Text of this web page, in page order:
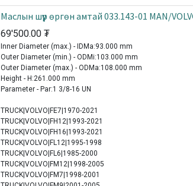
Mаслын шүүр өргөн амтай 033.143-01 MAN/
69'500.00 ₮
Inner Diameter (max.) - IDMa:93.000 mm
Outer Diameter (min.) - ODMi:103.000 mm
Outer Diameter (max.) - ODMa:108.000 mm
Height - H:261.000 mm
Parameter - Par:1 3/8-16 UN
TRUCK|VOLVO|FE7|1970-2021
TRUCK|VOLVO|FH12|1993-2021
TRUCK|VOLVO|FH16|1993-2021
TRUCK|VOLVO|FL12|1995-1998
TRUCK|VOLVO|FL6|1985-2000
TRUCK|VOLVO|FM12|1998-2005
TRUCK|VOLVO|FM7|1998-2001